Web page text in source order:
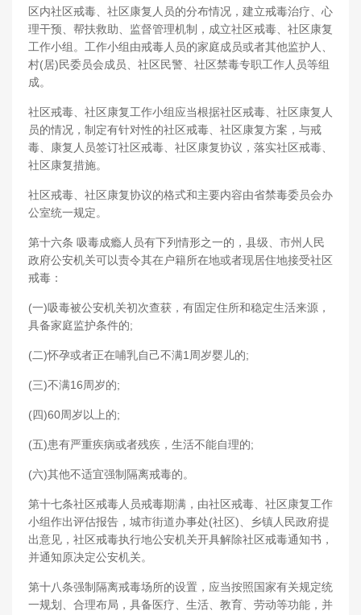
区内社区戒毒、社区康复人员的分布情况，建立戒毒治疗、心
理干预、帮扶救助、监督管理机制，成立社区戒毒、社区康复
工作小组。工作小组由戒毒人员的家庭成员或者其他监护人、
村(居)民委员会成员、社区民警、社区禁毒专职工作人员等组
成。
社区戒毒、社区康复工作小组应当根据社区戒毒、社区康复人
员的情况，制定有针对性的社区戒毒、社区康复方案，与戒
毒、康复人员签订社区戒毒、社区康复协议，落实社区戒毒、
社区康复措施。
社区戒毒、社区康复协议的格式和主要内容由省禁毒委员会办
公室统一规定。
第十六条 吸毒成瘾人员有下列情形之一的，县级、市州人民
政府公安机关可以责令其在户籍所在地或者现居住地接受社区
戒毒：
(一)吸毒被公安机关初次查获，有固定住所和稳定生活来源，
具备家庭监护条件的;
(二)怀孕或者正在哺乳自己不满1周岁婴儿的;
(三)不满16周岁的;
(四)60周岁以上的;
(五)患有严重疾病或者残疾，生活不能自理的;
(六)其他不适宜强制隔离戒毒的。
第十七条社区戒毒人员戒毒期满，由社区戒毒、社区康复工作
小组作出评估报告，城市街道办事处(社区)、乡镇人民政府提
出意见，社区戒毒执行地公安机关开具解除社区戒毒通知书，
并通知原决定公安机关。
第十八条强制隔离戒毒场所的设置，应当按照国家有关规定统
一规划、合理布局，具备医疗、生活、教育、劳动等功能，并